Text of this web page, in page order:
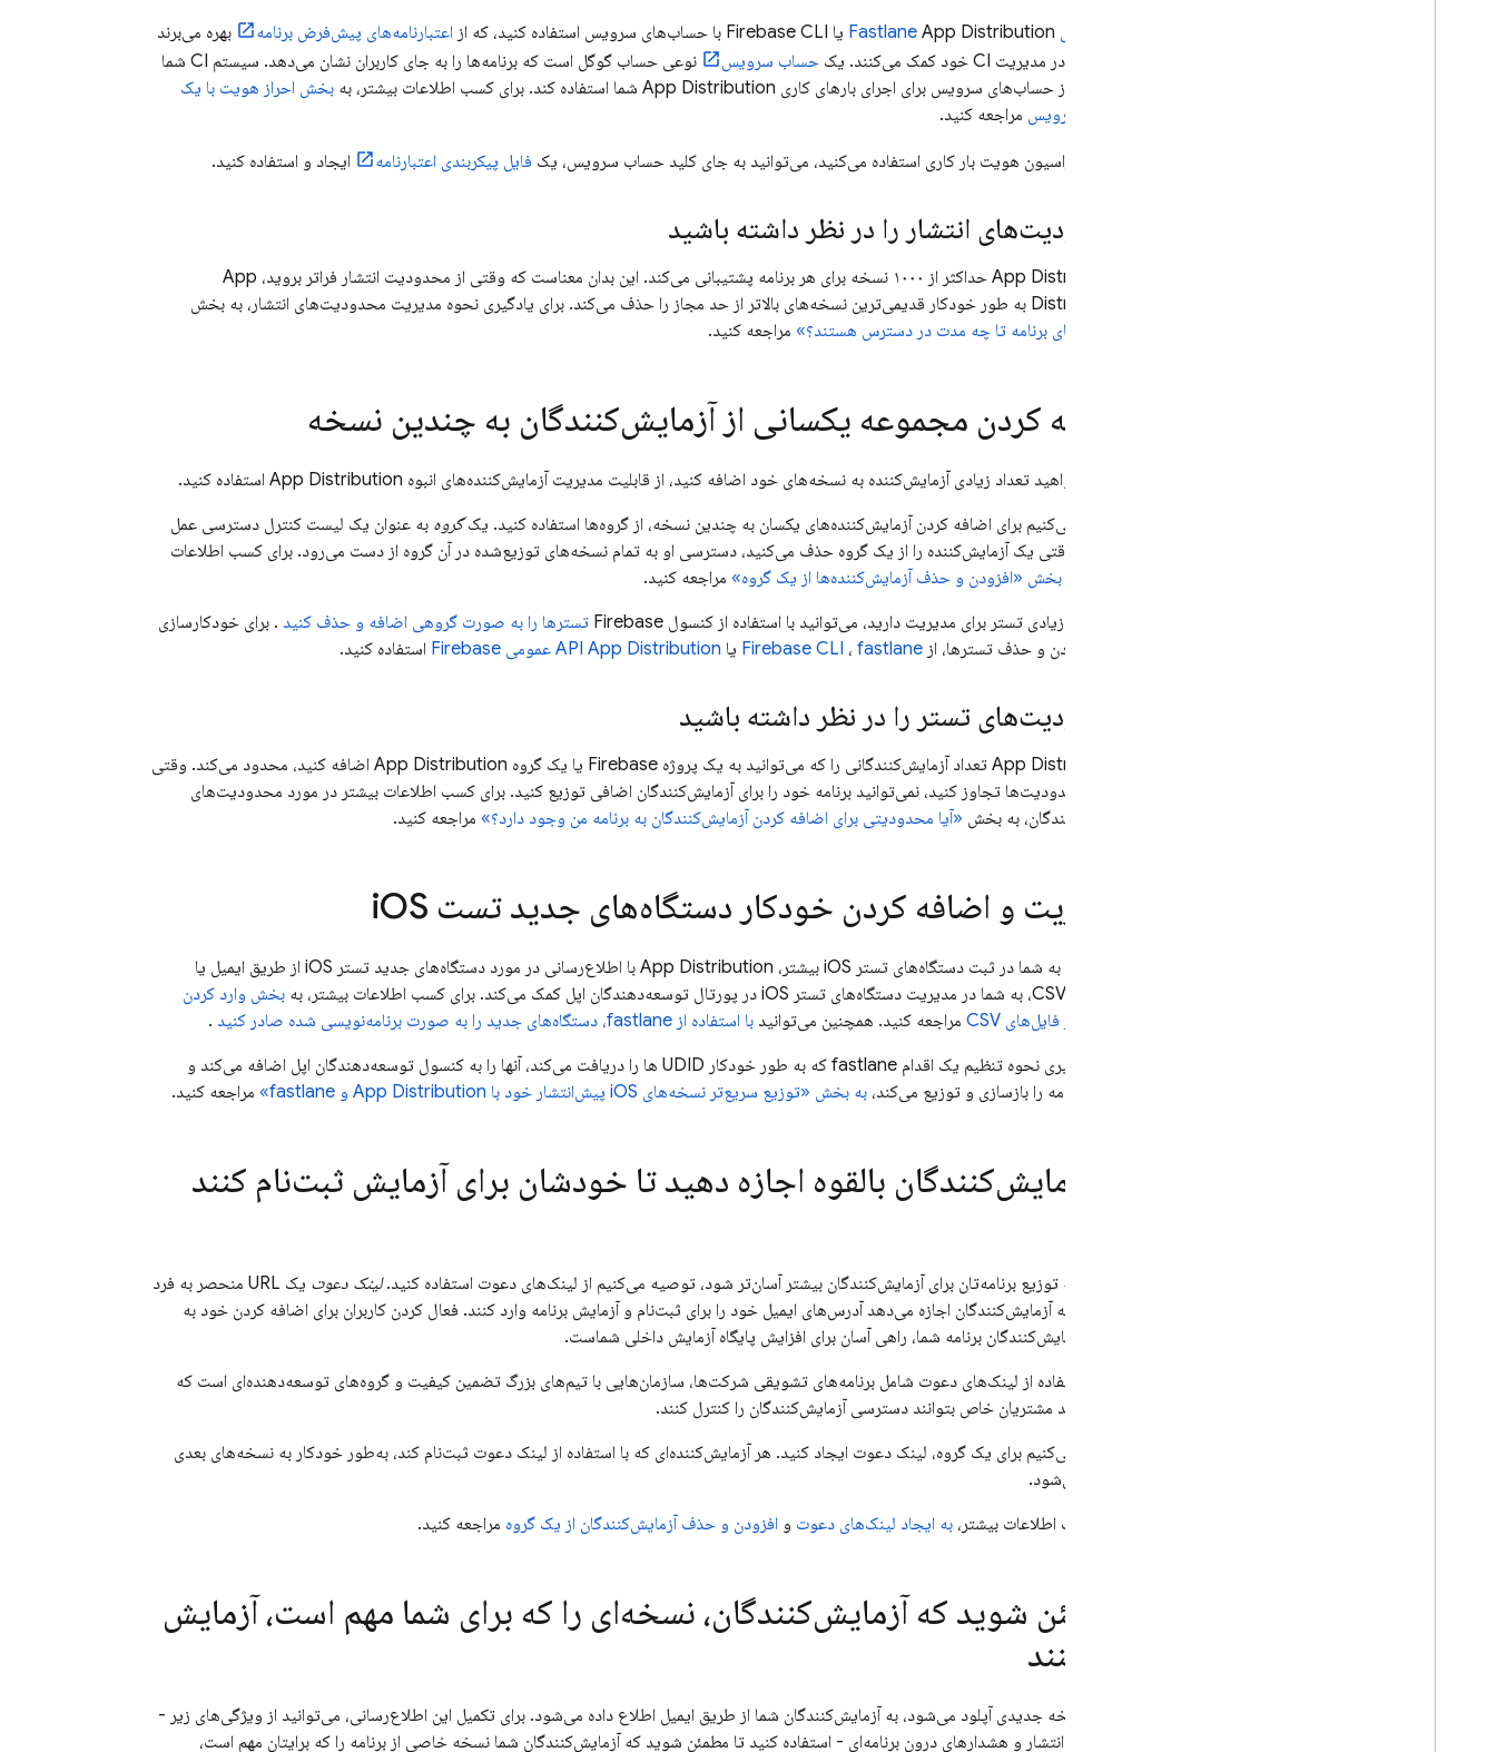
از افزونه‌ی Fastlane App Distribution یا Firebase CLI با حساب‌های سرویس استفاده کنید، که از اعتبارنامه‌های پیش‌فرض برنامه
بهره می‌برند
و به شما در مدیریت CI خود کمک می‌کنند. یک
حساب سرویس
نوعی حساب گوگل است که برنامه‌ها را به جای کاربران نشان می‌دهد. سیستم CI شما
می‌تواند از حساب‌های سرویس برای اجرای بارهای کاری App Distribution شما استفاده کند. برای کسب اطلاعات بیشتر، به بخش احراز هویت با یک
حساب سرویس مراجعه کنید.
اگر از فدراسیون هویت بار کاری استفاده می‌کنید، می‌توانید به جای کلید حساب سرویس، یک فایل پیکربندی اعتبارنامه ایجاد و استفاده کنید.
محدودیت‌های انتشار را در نظر داشته باشید
App Distribution حداکثر از ۱۰۰۰ نسخه برای هر برنامه پشتیبانی می‌کند. این بدان معناست که وقتی از محدودیت انتشار فراتر بروید،
App
Distribution به طور خودکار قدیمی‌ترین نسخه‌های بالاتر از حد مجاز را حذف می‌کند. برای یادگیری نحوه مدیریت محدودیت‌های انتشار، به بخش
«نسخه‌های برنامه تا چه مدت در دسترس هستند؟» مراجعه کنید.
اضافه کردن مجموعه یکسانی از آزمایش‌کنندگان به چندین نسخه
اگر می‌خواهید تعداد زیادی آزمایش‌کننده به نسخه‌های خود اضافه کنید، از قابلیت مدیریت آزمایش‌کننده‌های انبوه App Distribution استفاده کنید.
توصیه می‌کنیم برای اضافه کردن آزمایش‌کننده‌های یکسان به چندین نسخه، از گروه‌ها استفاده کنید. یکگروه به عنوان یک لیست کنترل دسترسی عمل
می‌کند؛ وقتی یک آزمایش‌کننده را از یک گروه حذف می‌کنید، دسترسی او به تمام نسخه‌های توزیع‌شده در آن گروه از دست می‌رود. برای کسب اطلاعات
بخش «افزودن و حذف آزمایش‌کننده‌ها از یک گروه» مراجعه کنید.
اگر تعداد زیادی تستر برای مدیریت دارید، می‌توانید با استفاده از کنسول Firebase تسترها را به صورت گروهی اضافه و حذف کنید . برای خودکارسازی
اضافه کردن و حذف تسترها، از
Firebase CLI ، fastlane یا API App Distribution عمومی Firebase استفاده کنید.
محدودیت‌های تستر را در نظر داشته باشید
App Distribution تعداد آزمایش‌کنندگانی را که می‌توانید به یک پروژه Firebase یا یک گروه App Distribution اضافه کنید، محدود می‌کند. وقتی
از این محدودیت‌ها تجاوز کنید، نمی‌توانید برنامه خود را برای آزمایش‌کنندگان اضافی توزیع کنید. برای کسب اطلاعات بیشتر در مورد محدودیت‌های
آزمایش‌کنندگان، به بخش «آیا محدودیتی برای اضافه کردن آزمایش‌کنندگان به برنامه من وجود دارد؟» مراجعه کنید.
مدیریت و اضافه کردن خودکار دستگاه‌های جدید تست i OS
برای کمک به شما در ثبت دستگاه‌های تستر iOS بیشتر، App Distribution
با اطلاع‌رسانی در مورد دستگاه‌های جدید تستر iOS از طریق ایمیل یا
بخش وارد کردن
تسترها از فایل‌های CSV
مراجعه کنید. همچنین می‌توانید با استفاده از fastlane، دستگاه‌های جدید را به صورت برنامه‌نویسی شده صادر کنید
.
برای یادگیری نحوه تنظیم یک اقدام fastlane که به طور خودکار UDID ها را دریافت می‌کند، آنها را به کنسول توسعه‌دهندگان اپل اضافه می‌کند و
سپس برنامه را بازسازی و توزیع می‌کند، به بخش «توزیع سریع‌تر نسخه‌های iOS پیش‌انتشار خود با App Distribution و fastlane» مراجعه کنید.
به آزمایش‌کنندگان بالقوه اجازه دهید تا خودشان برای آزمایش ثبت‌نام کنند
برای اینکه توزیع برنامه‌تان برای آزمایش‌کنندگان بیشتر آسان‌تر شود، توصیه می‌کنیم از لینک‌های دعوت استفاده کنید.لینک دعوت
یک URL منحصر به فرد
است که به آزمایش‌کنندگان اجازه می‌دهد آدرس‌های ایمیل خود را برای ثبت‌نام و آزمایش برنامه وارد کنند. فعال کردن کاربران برای اضافه کردن خود به
لیست آزمایش‌کنندگان برنامه شما، راهی آسان برای افزایش پایگاه آزمایش داخلی شماست.
موارد استفاده از لینک‌های دعوت شامل برنامه‌های تشویقی شرکت‌ها، سازمان‌هایی با تیم‌های بزرگ تضمین کیفیت و گروه‌های توسعه‌دهنده‌ای است که
می‌خواهند مشتریان خاص بتوانند دسترسی آزمایش‌کنندگان را کنترل کنند.
توصیه می‌کنیم برای یک گروه، لینک دعوت ایجاد کنید. هر آزمایش‌کننده‌ای که با استفاده از لینک دعوت ثبت‌نام کند، به‌طور خودکار به نسخه‌های بعدی
اضافه می‌شود.
برای کسب اطلاعات بیشتر، به ایجاد لینک‌های دعوت و افزودن و حذف آزمایش‌کنندگان از یک گروه مراجعه کنید.
مطمئن شوید که آزمایش‌کنندگان، نسخه‌ای را که برای شما مهم است، آزمایش
می‌کنند
وقتی نسخه جدیدی آپلود می‌شود، به آزمایش‌کنندگان شما از طریق ایمیل اطلاع داده می‌شود. برای تکمیل این اطلاع‌رسانی، می‌توانید از ویژگی‌های زیر -
لینک‌های انتشار و هشدارهای درون برنامه‌ای - استفاده کنید تا مطمئن شوید که آزمایش‌کنندگان شما نسخه خاصی از برنامه را که برایتان مهم است،